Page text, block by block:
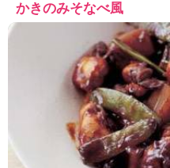
かきのみそなべ風